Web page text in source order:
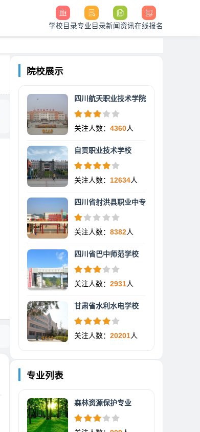
学校目录专业目录新闻资讯在线报名
院校展示
四川航天职业技术学院
关注人数： 4360人
自贡职业技术学校
关注人数： 12634人
四川省射洪县职业中专
关注人数： 8382人
四川省巴中师范学校
关注人数： 2931人
甘肃省水利水电学校
关注人数： 20201人
专业列表
森林资源保护专业